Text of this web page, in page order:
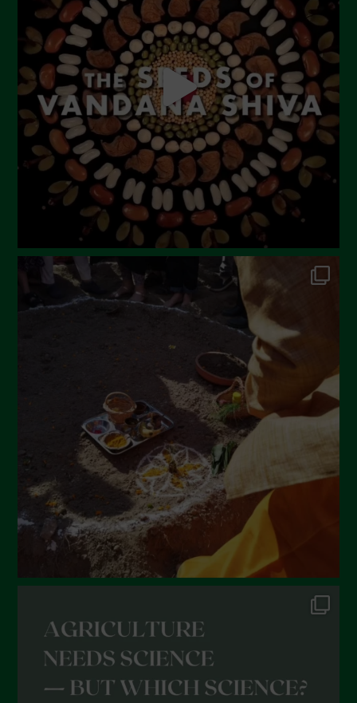
Agosto 2023
Luglio 2023
Giugno 2023
Maggio 2023
Aprile 2023
Marzo 2023
Febbraio 2023
Dicembre 2022
Novembre 2022
Ottobre 2022
Settembre 2022
Aprile 2022
Marzo 2022
Febbraio 2022
Gennaio 2022
Dicembre 2021
Novembre 2021
Settembre 2021
Agosto 2021
Luglio 2021